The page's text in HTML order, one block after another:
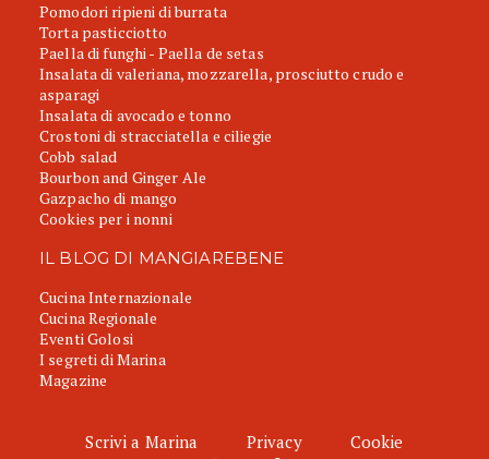
Pomodori ripieni di burrata
Torta pasticciotto
Paella di funghi - Paella de setas
Insalata di valeriana, mozzarella, prosciutto crudo e
asparagi
Insalata di avocado e tonno
Crostoni di stracciatella e ciliegie
Cobb salad
Bourbon and Ginger Ale
Gazpacho di mango
Cookies per i nonni
IL BLOG DI MANGIAREBENE
Cucina Internazionale
Cucina Regionale
Eventi Golosi
I segreti di Marina
Magazine
Scrivi a Marina Privacy Cookie